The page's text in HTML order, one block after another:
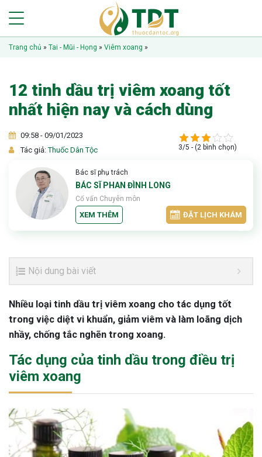
Trang chủ » Tai - Mũi - Họng » Viêm xoang »
12 tinh dầu trị viêm xoang tốt
nhất hiện nay và cách dùng
09:58 - 09/01/2023
Tác giả:Thuốc Dân Tộc 3/5 - (2 bình chọn)
Bác sĩ phụ trách
BÁC SĨ PHAN ĐÌNH LONG
Cố vấn Chuyên môn
XEM THÊM ĐẶT LỊCH KHÁM
Nội dung bài viết
Nhiều loại tinh dầu trị viêm xoang cho tác dụng tốt
trong việc diệt vi khuẩn, giảm viêm và làm loãng dịch
nhầy, chống tắc nghẽn trong xoang.
Tác dụng của tinh dầu trong điều trị
viêm xoang